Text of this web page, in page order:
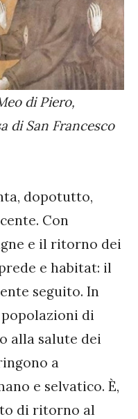
di Piero,
di San Francesco
dopotutto,
Con
e il ritorno dei
e habitat: il
seguito. In
di
alla salute dei
a
e selvatico. È,
di ritorno al